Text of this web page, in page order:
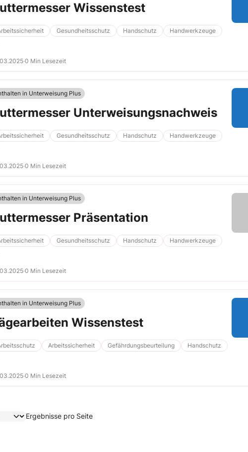
Wissenstest
Gesundheitsschutz Handschutz
Handwerkzeuge
·0 Min Lesezeit
in Unterweisung Plus
Unterweisungsnachweis
Gesundheitsschutz Handschutz
Handwerkzeuge
·0 Min Lesezeit
in Unterweisung Plus
Präsentation
Gesundheitsschutz Handschutz
Handwerkzeuge
·0 Min Lesezeit
in Unterweisung Plus
Wissenstest
Arbeitssicherheit Gefährdungsbeurteilung
Handschutz
·0 Min Lesezeit
Ergebnisse pro Seite